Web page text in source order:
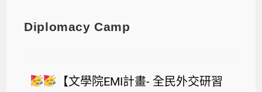
Diplomacy Camp
【文學院EMI計畫- 全民外交研習